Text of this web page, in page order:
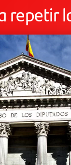
repetir